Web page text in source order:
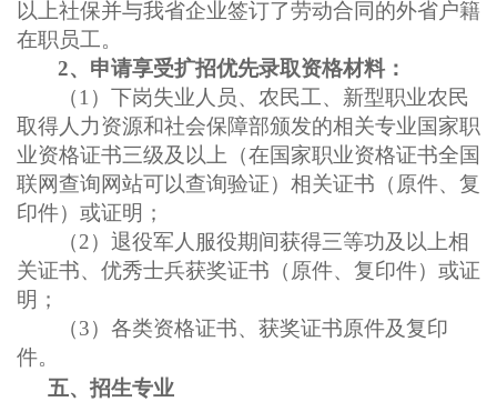
以上社保并与我省企业签订了劳动合同的外省户籍
在职员工。
2、申请享受扩招优先录取资格材料：
（1）下岗失业人员、农民工、新型职业农民
取得人力资源和社会保障部颁发的相关专业国家职
业资格证书三级及以上（在国家职业资格证书全国
联网查询网站可以查询验证）相关证书（原件、复
印件）或证明；
（2）退役军人服役期间获得三等功及以上相
关证书、优秀士兵获奖证书（原件、复印件）或证
明；
（3） 各类资格证书、 获奖证书原件及复印
件。
五、招生专业